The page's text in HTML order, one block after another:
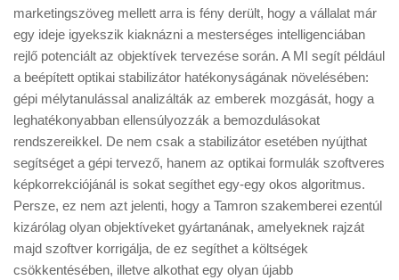
marketingszöveg mellett arra is fény derült, hogy a vállalat már
egy ideje igyekszik kiaknázni a mesterséges intelligenciában
rejlő potenciált az objektívek tervezése során. A MI segít például
a beépített optikai stabilizátor hatékonyságának növelésében:
gépi mélytanulással analizálták az emberek mozgását, hogy a
leghatékonyabban ellensúlyozzák a bemozdulásokat
rendszereikkel. De nem csak a stabilizátor esetében nyújthat
segítséget a gépi tervező, hanem az optikai formulák szoftveres
képkorrekciójánál is sokat segíthet egy-egy okos algoritmus.
Persze, ez nem azt jelenti, hogy a Tamron szakemberei ezentúl
kizárólag olyan objektíveket gyártanának, amelyeknek rajzát
majd szoftver korrigálja, de ez segíthet a költségek
csökkentésében, illetve alkothat egy olyan újabb